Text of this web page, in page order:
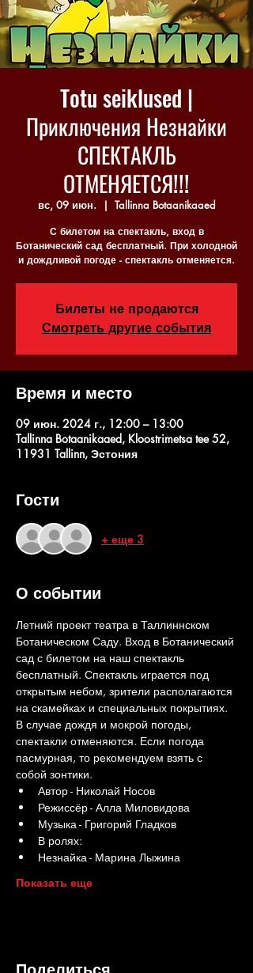
Totu seiklused |
Приключения Незнайки
СПЕКТАКЛЬ
ОТМЕНЯЕТСЯ!!!
вс, 09 июн.
  |
Tallinna Botaanikaaed
С билетом на спектакль, вход в
Ботанический сад бесплатный. При холодной
и дождливой погоде - спектакль отменяется.
Билеты не продаются
Смотреть другие события
Время и место
09 июн. 2024 г., 12:00 – 13:00
Tallinna Botaanikaaed, Kloostrimetsa tee 52,
11931 Tallinn, Эстония
Гости
+ еще 3
О событии
Летний проект театра в Таллиннском
Ботаническом Саду. Вход в Ботанический
сад с билетом на наш спектакль
бесплатный. Спектакль играется под
открытым небом, зрители располагаются
на скамейках и специальных покрытиях.
В случае дождя и мокрой погоды,
спектакли отменяются. Если погода
пасмурная, то рекомендуем взять с
собой зонтики.
Автор - Николай Носов
Режиссёр - Алла Миловидова
Музыка - Григорий Гладков
В ролях:
Незнайка - Марина Лыжина
Показать еще